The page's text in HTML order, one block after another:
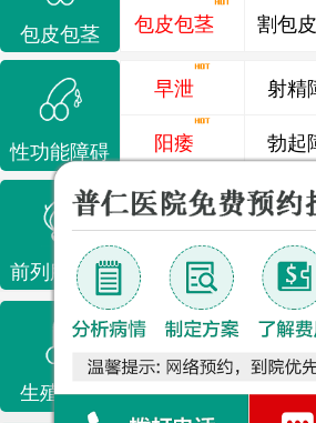
包皮包茎 包皮包茎 割包
性功能障碍
早泄
阳痿
射精
勃起
前列腺疾病
前列腺炎 前列
前列腺增生 排尿
生殖感染
龟头炎 睾